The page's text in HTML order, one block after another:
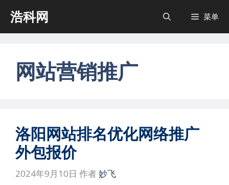
浩科网 菜单
网站营销推广
洛阳网站排名优化网络推广
外包报价
2024年9月10日 作者妙飞